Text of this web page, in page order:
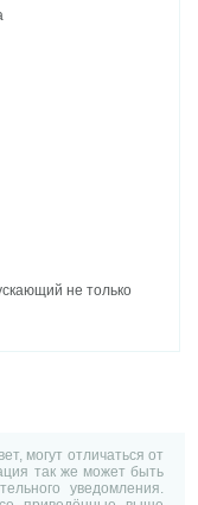
не только
могут отличаться от
так же может быть
уведомления.